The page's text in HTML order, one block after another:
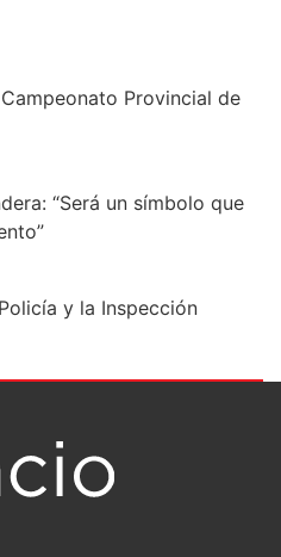
Provincial de
“Será un símbolo que
y la Inspección